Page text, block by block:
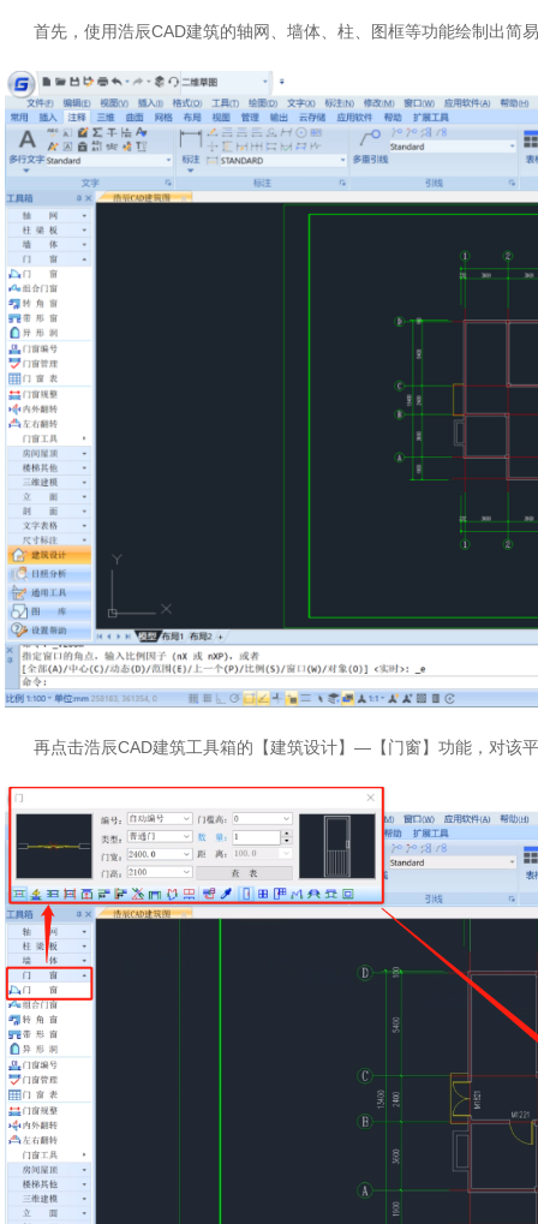
首先，使用浩辰CAD建筑的轴网、墙体、柱、图框等功能绘制出简
再点击浩辰CAD建筑工具箱的【建筑设计】—【门窗】功能，对该